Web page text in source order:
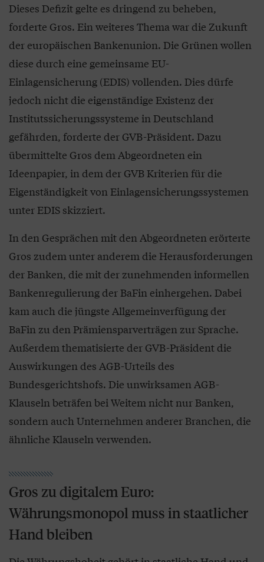
Dieses Defizit gelte es dringend zu beheben,
forderte Gros. Ein weiteres Thema war die Zukunft
der europäischen Bankenunion. Die Grünen wollen
diese durch eine gemeinsame EU-
Einlagensicherung (EDIS) vollenden. Dies dürfe
jedoch nicht die eigenständige Existenz der
Institutssicherungssysteme in Deutschland
gefährden, forderte der GVB-Präsident. Dazu
übermittelte Gros dem Abgeordneten ein
Ideenpapier, in dem der GVB Kriterien für die
Eigenständigkeit von Einlagensicherungssystemen
unter EDIS skizziert.
In den Gesprächen mit den Abgeordneten erörterte
Gros zudem unter anderem die Herausforderungen
der Banken, die mit der zunehmenden informellen
Bankenregulierung der BaFin einhergehen. Dabei
kam auch die jüngste Allgemeinverfügung der
BaFin zu den Prämiensparverträgen zur Sprache.
Außerdem thematisierte der GVB-Präsident die
Auswirkungen des AGB-Urteils des
Bundesgerichtshofs. Die unwirksamen AGB-
Klauseln beträfen bei Weitem nicht nur Banken,
sondern auch Unternehmen anderer Branchen, die
ähnliche Klauseln verwenden.
Gros zu digitalem Euro:
Währungsmonopol muss in staatlicher
Hand bleiben